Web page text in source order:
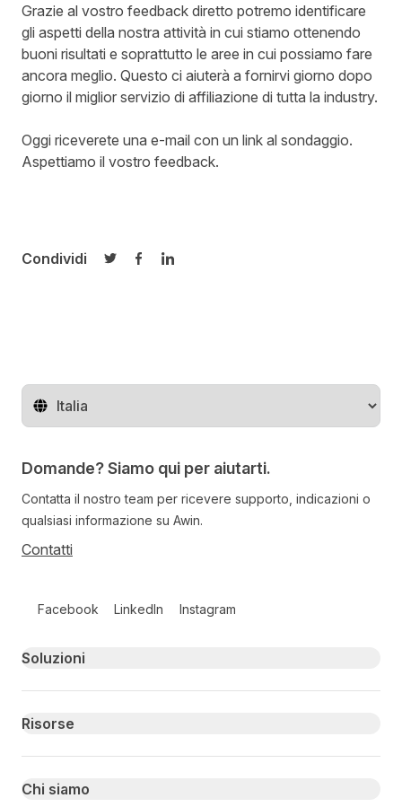
Grazie al vostro feedback diretto potremo identificare
gli aspetti della nostra attività in cui stiamo ottenendo
buoni risultati e soprattutto le aree in cui possiamo fare
ancora meglio. Questo ci aiuterà a fornirvi giorno dopo
giorno il miglior servizio di affiliazione di tutta la industry.
Oggi riceverete una e-mail con un link al sondaggio.
Aspettiamo il vostro feedback.
Condividi
Condividi su Twitter
Condividi su Facebook
Condividi su LinkedIn
Cambia regione
Domande? Siamo qui per aiutarti.
Contatta il nostro team per ricevere supporto, indicazioni o
qualsiasi informazione su Awin.
Contatti
Facebook LinkedIn Instagram
Primary footer navigation
Soluzioni
Risorse
Chi siamo